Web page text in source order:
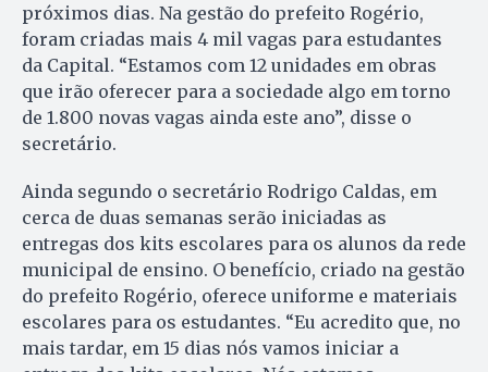
próximos dias. Na gestão do prefeito Rogério,
foram criadas mais 4 mil vagas para estudantes
da Capital. “Estamos com 12 unidades em obras
que irão oferecer para a sociedade algo em torno
de 1.800 novas vagas ainda este ano”, disse o
secretário.
Ainda segundo o secretário Rodrigo Caldas, em
cerca de duas semanas serão iniciadas as
entregas dos kits escolares para os alunos da rede
municipal de ensino. O benefício, criado na gestão
do prefeito Rogério, oferece uniforme e materiais
escolares para os estudantes. “Eu acredito que, no
mais tardar, em 15 dias nós vamos iniciar a